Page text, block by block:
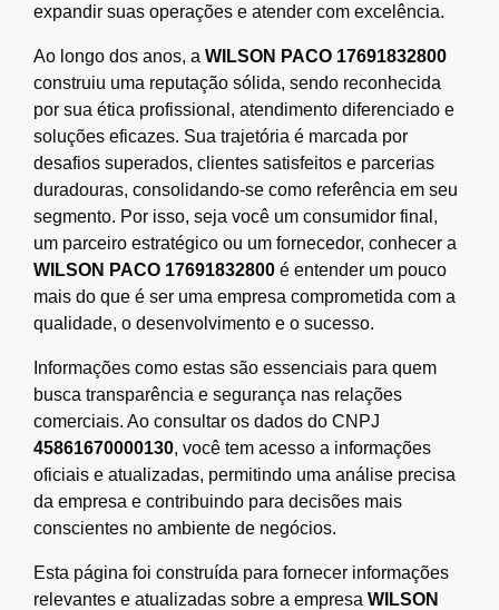
expandir suas operações e atender com excelência.
Ao longo dos anos, a WILSON PACO 17691832800
construiu uma reputação sólida, sendo reconhecida
por sua ética profissional, atendimento diferenciado e
soluções eficazes. Sua trajetória é marcada por
desafios superados, clientes satisfeitos e parcerias
duradouras, consolidando-se como referência em seu
segmento. Por isso, seja você um consumidor final,
um parceiro estratégico ou um fornecedor, conhecer a
WILSON PACO 17691832800 é entender um pouco
mais do que é ser uma empresa comprometida com a
qualidade, o desenvolvimento e o sucesso.
Informações como estas são essenciais para quem
busca transparência e segurança nas relações
comerciais. Ao consultar os dados do CNPJ
45861670000130, você tem acesso a informações
oficiais e atualizadas, permitindo uma análise precisa
da empresa e contribuindo para decisões mais
conscientes no ambiente de negócios.
Esta página foi construída para fornecer informações
relevantes e atualizadas sobre a empresa WILSON